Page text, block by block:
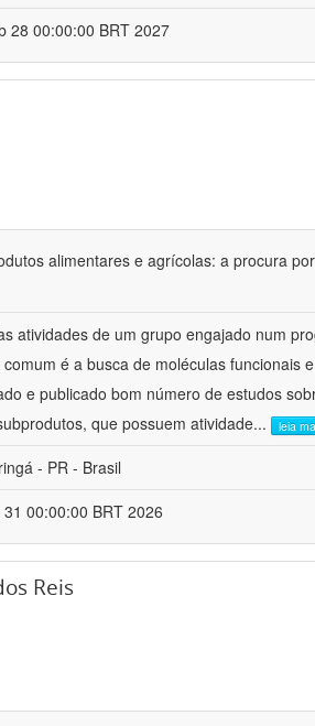
28 00:00:00 BRT 2027
alimentares e agrícolas: a procura
atividades de um grupo engajado num
é a busca de moléculas funcionais
e publicado bom número de estudos
que possuem atividade... leia
- PR - Brasil
00:00:00 BRT 2026
Reis